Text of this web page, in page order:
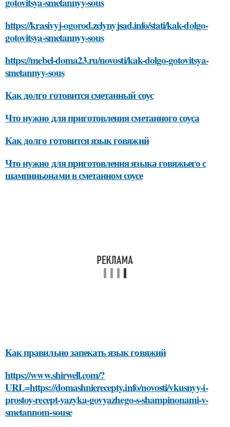
https://krasivyj-ogorod.zelynyjsad.info/stati/kak-dolgo-
gotovitsya-smetannyy-sous
https://mebel-doma23.ru/novosti/kak-dolgo-gotovitsya-
smetannyy-sous
Как долго готовится сметанный соус
Что нужно для приготовления сметанного соуса
Как долго готовится язык говяжий
Что нужно для приготовления языка говяжьего с
шампиньонами в сметанном соусе
Как правильно запекать язык говяжий
https://www.shirwell.com/?
URL=https://domashnierecepty.info/novosti/vkusnyy-i-
prostoy-recept-yazyka-govyazhego-s-shampinonami-v-
smetannom-souse